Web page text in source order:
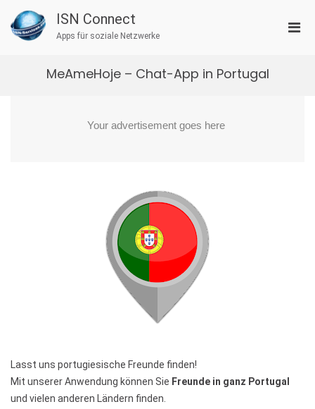
Inhalt
springen
ISN Connect
Apps für soziale Netzwerke
MeAmeHoje – Chat-App in Portugal
Lasst uns portugiesische Freunde finden!
Mit unserer Anwendung können Sie Freunde in ganz Portugal
und vielen anderen Ländern finden.